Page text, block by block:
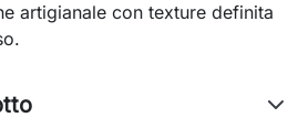
artigianale con texture definita